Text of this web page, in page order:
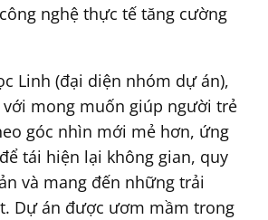
nghệ thực tế tăng cường
Linh (đại diện nhóm dự án),
với mong muốn giúp người trẻ
góc nhìn mới mẻ hơn, ứng
tái hiện lại không gian, quy
và mang đến những trải
Dự án được ươm mầm trong